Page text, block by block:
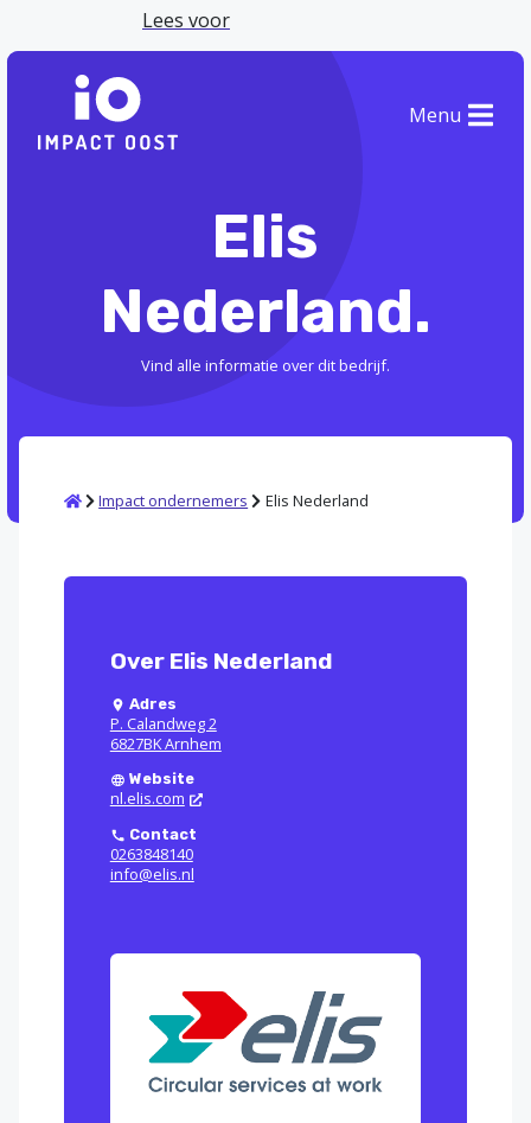
Lees voor
Menu
Elis
Nederland.
Vind alle informatie over dit bedrijf.
HomeImpact ondernemers Elis Nederland
Over Elis Nederland
Adres
P. Calandweg 2
6827BK Arnhem
Website
nl.elis.com
Contact
0263848140
info@elis.nl